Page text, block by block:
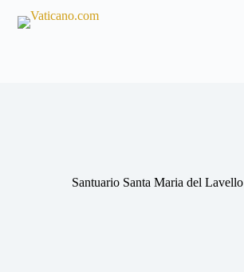
Santuario Santa Maria del Lavello